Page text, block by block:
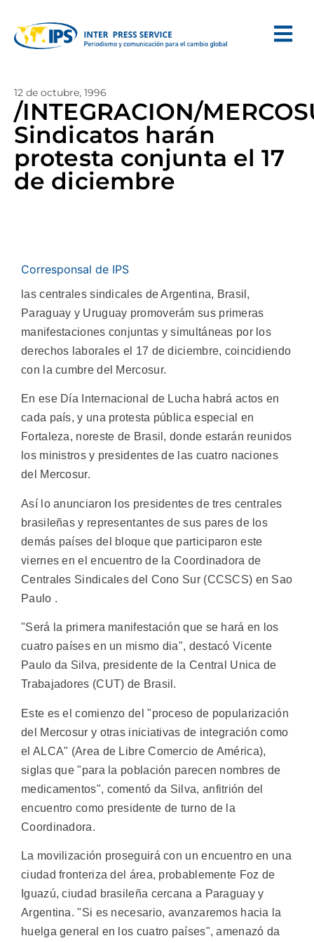
12 de octubre, 1996
/INTEGRACION/
Sindicatos harán
protesta conjunta el 17
de diciembre
Corresponsal de IPS
las centrales sindicales de Argentina, Brasil,
Paraguay y Uruguay promoverám sus primeras
manifestaciones conjuntas y simultáneas por los
derechos laborales el 17 de diciembre, coincidiendo
con la cumbre del Mercosur.
En ese Día Internacional de Lucha habrá actos en
cada país, y una protesta pública especial en
Fortaleza, noreste de Brasil, donde estarán reunidos
los ministros y presidentes de las cuatro naciones
del Mercosur.
Así lo anunciaron los presidentes de tres centrales
brasileñas y representantes de sus pares de los
demás países del bloque que participaron este
viernes en el encuentro de la Coordinadora de
Centrales Sindicales del Cono Sur (CCSCS) en Sao
Paulo .
"Será la primera manifestación que se hará en los
cuatro países en un mismo dia", destacó Vicente
Paulo da Silva, presidente de la Central Unica de
Trabajadores (CUT) de Brasil.
Este es el comienzo del "proceso de popularización
del Mercosur y otras iniciativas de integración como
el ALCA" (Area de Libre Comercio de América),
siglas que "para la población parecen nombres de
medicamentos", comentó da Silva, anfitrión del
encuentro como presidente de turno de la
Coordinadora.
La movilización proseguirá con un encuentro en una
ciudad fronteriza del área, probablemente Foz de
Iguazú, ciudad brasileña cercana a Paraguay y
Argentina. "Si es necesario, avanzaremos hacia la
huelga general en los cuatro países", amenazó da